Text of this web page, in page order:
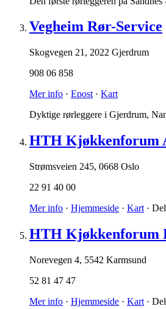
Vegheim Rør-Service
Skogvegen 21 , 2022 Gjerdrum
908 06 858
Mer info · Epost · Kart
Dyktige rørleggere i Gjerdrum,
HTH Kjøkkenforum
Strømsveien 245, 0668 Oslo
22 91 40 00
Mer info · Hjemmeside · Kart ·
HTH Kjøkkenforum
Norevegen 4, 5542 Karmsund
52 81 47 47
Mer info · Hjemmeside · Kart ·